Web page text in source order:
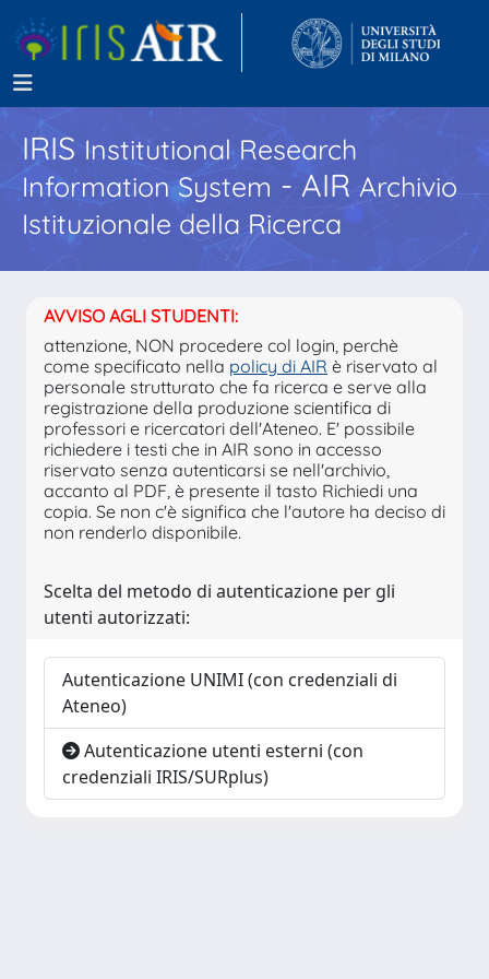
IRISInstitutional Research
Information System - AIR Archivio
Istituzionale della Ricerca
AVVISO AGLI STUDENTI:
attenzione, NON procedere col login, perchè
come specificato nella policy di AIR è riservato al
personale strutturato che fa ricerca e serve alla
registrazione della produzione scientifica di
professori e ricercatori dell'Ateneo. E' possibile
richiedere i testi che in AIR sono in accesso
riservato senza autenticarsi se nell'archivio,
accanto al PDF, è presente il tasto Richiedi una
copia. Se non c'è significa che l'autore ha deciso di
non renderlo disponibile.
Scelta del metodo di autenticazione per gli
utenti autorizzati:
Autenticazione UNIMI (con credenziali di
Ateneo)
Autenticazione utenti esterni (con
credenziali IRIS/SURplus)